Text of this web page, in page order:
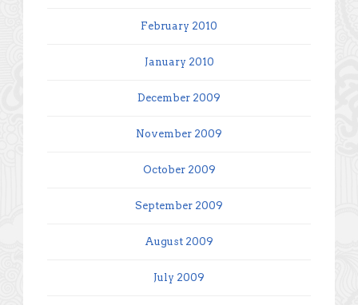
February 2010
January 2010
December 2009
November 2009
October 2009
September 2009
August 2009
July 2009